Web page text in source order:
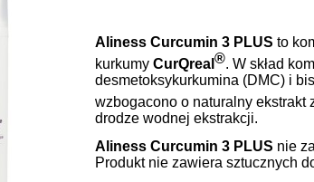
Aliness Curcumin 3 PLUS to
kurkumy CurQreal ®. W skład
desmetoksykurkumina (DMC) i
wzbogacono o naturalny ekstrakt
drodze wodnej ekstrakcji.
Aliness Curcumin 3 PLUS nie
Produkt nie zawiera sztucznych